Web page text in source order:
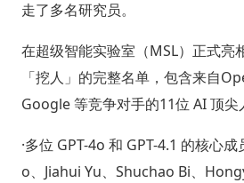
走了多名研究员。
在超级智能实验室（MSL）正式亮
「挖人」的完整名单，包含来自
Google 等竞争对手的11位 AI 顶尖
·多位 GPT-4o 和 GPT-4.1 的核心
o、Jiahui Yu、Shuchao Bi、